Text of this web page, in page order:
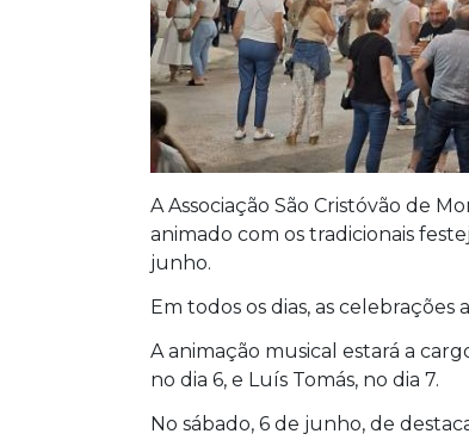
A Associação São Cristóvão de
animado com os tradicionais
junho.
Em todos os dias, as celebrações
A animação musical estará a
no dia 6, e Luís Tomás, no dia 7.
No sábado, 6 de junho, de